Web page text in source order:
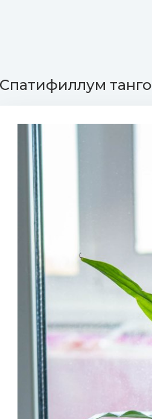
Спатифиллум танго